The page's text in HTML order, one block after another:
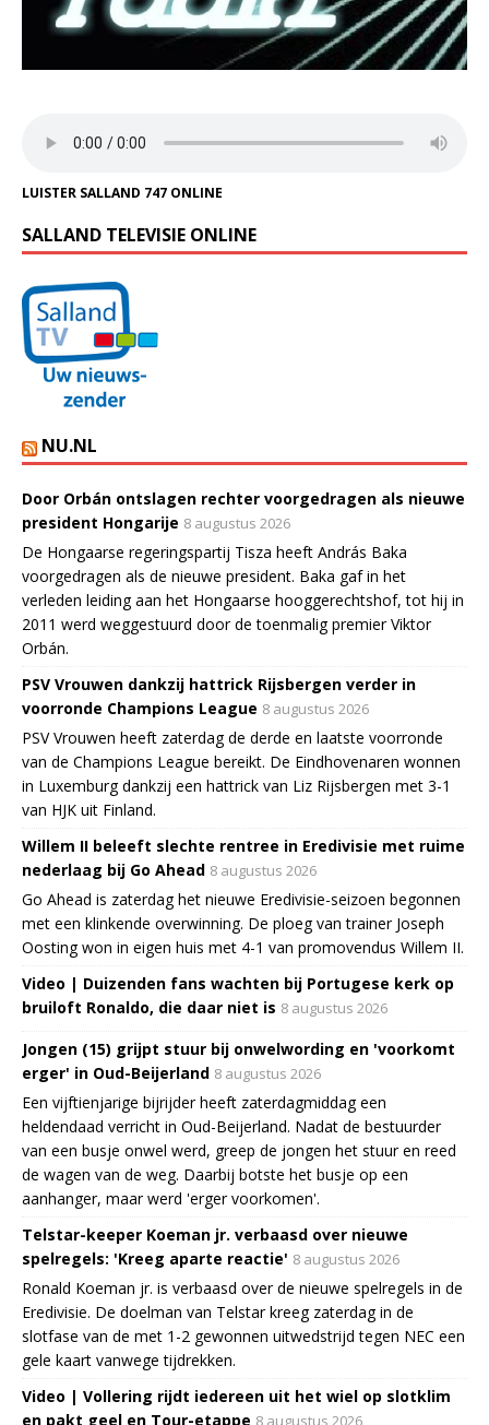
LUISTER SALLAND 747 ONLINE
SALLAND TELEVISIE ONLINE
NU.NL
Door Orbán ontslagen rechter voorgedragen als nieuwe
president Hongarije 8 augustus 2026
De Hongaarse regeringspartij Tisza heeft András Baka
voorgedragen als de nieuwe president. Baka gaf in het
verleden leiding aan het Hongaarse hooggerechtshof, tot hij in
2011 werd weggestuurd door de toenmalig premier Viktor
Orbán.
PSV Vrouwen dankzij hattrick Rijsbergen verder in
voorronde Champions League 8 augustus 2026
PSV Vrouwen heeft zaterdag de derde en laatste voorronde
van de Champions League bereikt. De Eindhovenaren wonnen
in Luxemburg dankzij een hattrick van Liz Rijsbergen met 3-1
van HJK uit Finland.
Willem II beleeft slechte rentree in Eredivisie met ruime
nederlaag bij Go Ahead 8 augustus 2026
Go Ahead is zaterdag het nieuwe Eredivisie-seizoen begonnen
met een klinkende overwinning. De ploeg van trainer Joseph
Oosting won in eigen huis met 4-1 van promovendus Willem II.
Video | Duizenden fans wachten bij Portugese kerk op
bruiloft Ronaldo, die daar niet is 8 augustus 2026
Jongen (15) grijpt stuur bij onwelwording en 'voorkomt
erger' in Oud-Beijerland 8 augustus 2026
Een vijftienjarige bijrijder heeft zaterdagmiddag een
heldendaad verricht in Oud-Beijerland. Nadat de bestuurder
van een busje onwel werd, greep de jongen het stuur en reed
de wagen van de weg. Daarbij botste het busje op een
aanhanger, maar werd 'erger voorkomen'.
Telstar-keeper Koeman jr. verbaasd over nieuwe
spelregels: 'Kreeg aparte reactie' 8 augustus 2026
Ronald Koeman jr. is verbaasd over de nieuwe spelregels in de
Eredivisie. De doelman van Telstar kreeg zaterdag in de
slotfase van de met 1-2 gewonnen uitwedstrijd tegen NEC een
gele kaart vanwege tijdrekken.
Video | Vollering rijdt iedereen uit het wiel op slotklim
en pakt geel en Tour-etappe 8 augustus 2026